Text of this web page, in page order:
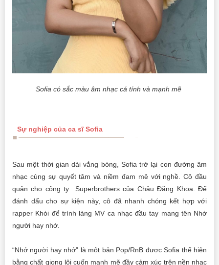
Sofia có sắc màu âm nhạc cá tính và mạnh mẽ
Sự nghiệp của ca sĩ Sofia
Sau một thời gian dài vắng bóng, Sofia trở lại con đường âm
nhạc cùng sự quyết tâm và niềm đam mê với nghề. Cô đầu
quân cho công ty Superbrothers của Châu Đăng Khoa. Để
đánh dấu cho sự kiện này, cô đã nhanh chóng kết hợp với
rapper Khói để trình làng MV ca nhạc đầu tay mang tên Nhớ
người hay nhớ.
“Nhớ người hay nhớ” là một bản Pop/RnB được Sofia thể hiện
bằng chất giọng lôi cuốn mạnh mẽ đầy cảm xúc trên nền nhạc